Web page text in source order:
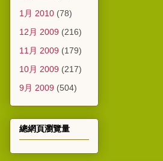
1月 2010 (78)
12月 2009 (216)
11月 2009 (179)
10月 2009 (217)
9月 2009 (504)
總網頁瀏覽量